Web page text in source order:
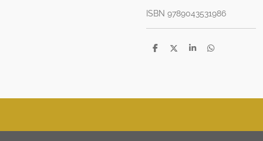
ISBN 9789043531986
D
D
S
D